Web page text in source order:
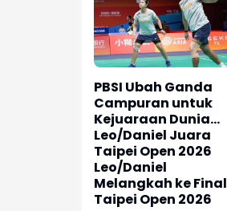
PBSI Ubah Ganda
Campuran untuk
Kejuaraan Dunia
2026
Leo/Daniel Juara
Taipei Open 2026
Leo/Daniel
Melangkah ke Final
Taipei Open 2026